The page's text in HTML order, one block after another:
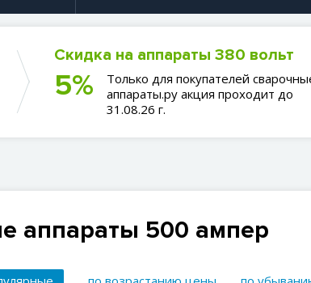
Скидка на аппараты 380 вольт
5%
Только для покупателей
аппараты.ру акция проходит до
31.08.26 г.
аппараты 500 ампер